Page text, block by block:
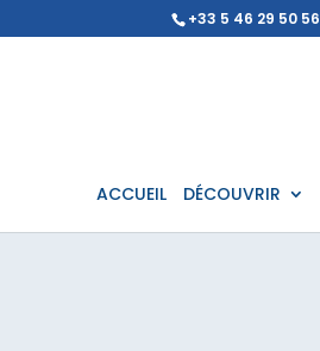
+33 5 46 29 50 56
ACCUEIL DÉCOUVRIR